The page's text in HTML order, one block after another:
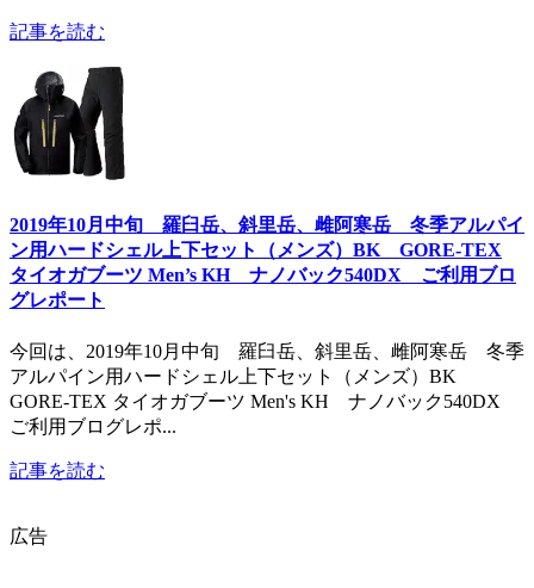
記事を読む
2019年10月中旬 羅臼岳、斜里岳、雌阿寒岳 冬季アルパイ
ン用ハードシェル上下セット（メンズ）BK GORE-TEX
タイオガブーツ Men’s KH ナノバック540DX ご利用ブロ
グレポート
今回は、2019年10月中旬 羅臼岳、斜里岳、雌阿寒岳 冬季
アルパイン用ハードシェル上下セット（メンズ）BK
GORE-TEX タイオガブーツ Men's KH ナノバック540DX
ご利用ブログレポ...
記事を読む
広告